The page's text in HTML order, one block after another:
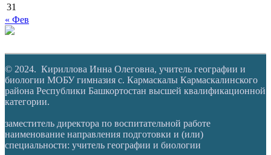
31
« Фев
© 2024. Кириллова Инна Олеговна, учитель географии и
биологии МОБУ гимназия с. Кармаскалы Кармаскалинского
района Республики Башкортостан высшей квалификационной
категории.
заместитель директора по воспитательной работе
наименование направления подготовки и (или)
специальности: учитель географии и биологии